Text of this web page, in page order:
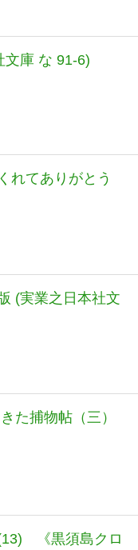
文庫 な 91-6)
れてありがとう
(実業之日本社文
た捕物帖（三）
《黒須島クロ